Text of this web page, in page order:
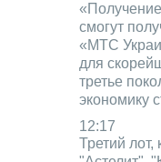
смогут
«МТС
для
третье
экономику
12:17
Третий